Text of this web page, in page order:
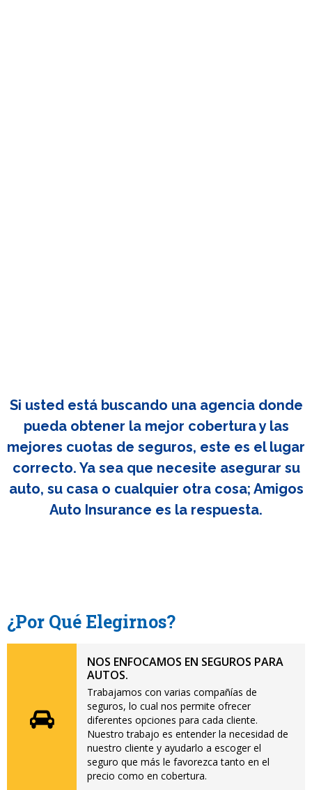
Si usted está buscando una agencia donde
pueda obtener la mejor cobertura y las
mejores cuotas de seguros, este es el lugar
correcto. Ya sea que necesite asegurar su
auto, su casa o cualquier otra cosa; Amigos
Auto Insurance es la respuesta.
¿Por Qué Elegirnos?
NOS ENFOCAMOS EN SEGUROS PARA
AUTOS.
Trabajamos con varias compañías de
seguros, lo cual nos permite ofrecer
diferentes opciones para cada cliente.
Nuestro trabajo es entender la necesidad de
nuestro cliente y ayudarlo a escoger el
seguro que más le favorezca tanto en el
precio como en cobertura.